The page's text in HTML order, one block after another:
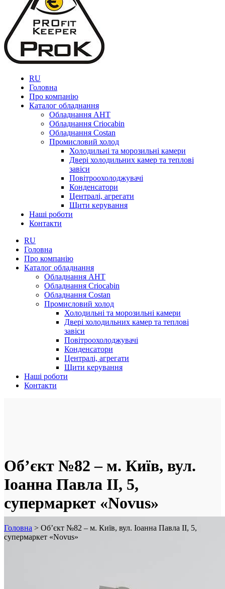
RU
Головна
Про компанію
Каталог обладнання
Обладнання AHT
Обладнання Criocabin
Обладнання Costan
Промисловий холод
Холодильні та морозильні камери
Двері холодильних камер та теплові
завіси
Повітроохолоджувачі
Конденсатори
Централі, агрегати
Щити керування
Наші роботи
Контакти
RU
Головна
Про компанію
Каталог обладнання
Обладнання AHT
Обладнання Criocabin
Обладнання Costan
Промисловий холод
Холодильні та морозильні камери
Двері холодильних камер та теплові
завіси
Повітроохолоджувачі
Конденсатори
Централі, агрегати
Щити керування
Наші роботи
Контакти
Об’єкт №82 – м. Київ, вул.
Іоанна Павла II, 5,
супермаркет «Novus»
Головна > Об’єкт №82 – м. Київ, вул. Іоанна Павла II, 5,
супермаркет «Novus»